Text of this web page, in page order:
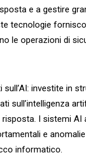
e a gestire
tecnologie
le operazioni di
sull’AI: investite in
sull’intelligenza
I sistemi AI
e
informatico.